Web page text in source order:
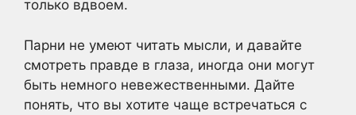
только вдвоем.
Парни не умеют читать мысли, и давайте
смотреть правде в глаза, иногда они могут
быть немного невежественными. Дайте
понять, что вы хотите чаще встречаться с